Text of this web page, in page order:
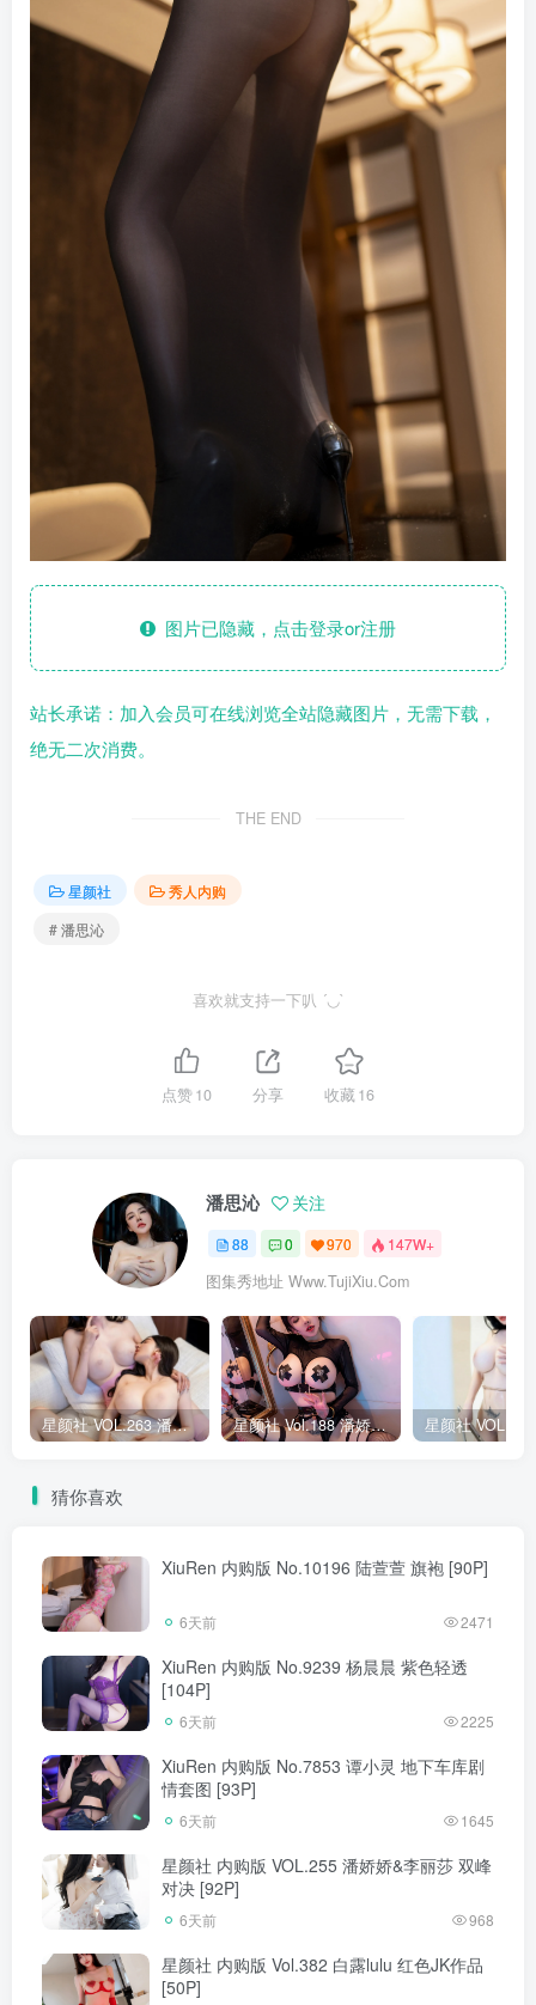
图片已隐藏，点击登录or注册
站长承诺：加入会员可在线浏览全站隐藏图片，无需下载，
绝无二次消费。
THE END
星颜社
秀人内购
# 潘思沁
喜欢就支持一下叭 ´◡`
点赞10 分享 收藏16
潘思沁 关注
88 0 970 147W+
图集秀地址 Www.TujiXiu.Com
星颜社 VOL.263 潘思沁&李丽莎 模特合集 [80P] 星颜社 Vol.188 潘娇娇 黑色网格袜写真 [80P]
猜你喜欢
XiuRen 内购版 No.10196 陆萱萱 旗袍 [90P]
6天前 2471
XiuRen 内购版 No.9239 杨晨晨 紫色轻透
[104P]
6天前 2225
XiuRen 内购版 No.7853 谭小灵 地下车库剧
情套图 [93P]
6天前 1645
星颜社 内购版 VOL.255 潘娇娇&李丽莎 双峰
对决 [92P]
6天前 968
星颜社 内购版 Vol.382 白露lulu 红色JK作品
[50P]